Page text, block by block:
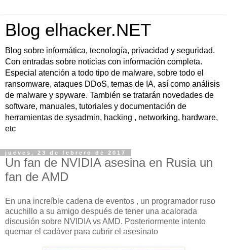
Blog elhacker.NET
Blog sobre informática, tecnología, privacidad y seguridad.
Con entradas sobre noticias con información completa.
Especial atención a todo tipo de malware, sobre todo el
ransomware, ataques DDoS, temas de IA, así como análisis
de malware y spyware. También se tratarán novedades de
software, manuales, tutoriales y documentación de
herramientas de sysadmin, hacking , networking, hardware,
etc
jueves, 23 de febrero de 2017
Un fan de NVIDIA asesina en Rusia un
fan de AMD
En una increíble cadena de eventos , un programador ruso
acuchillo a su amigo después de tener una acalorada
discusión sobre NVIDIA vs AMD. Posteriormente intento
quemar el cadáver para cubrir el asesinato